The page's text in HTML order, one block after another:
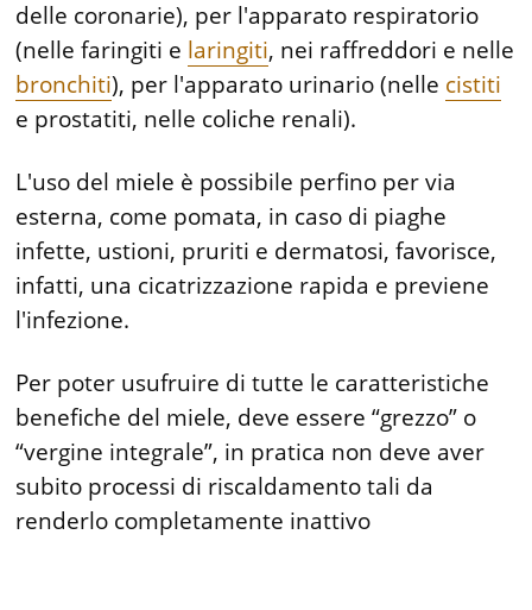
delle coronarie), per l'apparato respiratorio
(nelle faringiti e laringiti, nei raffreddori e nelle
bronchiti), per l'apparato urinario (nelle cistiti
e prostatiti, nelle coliche renali).
L'uso del miele è possibile perfino per via
esterna, come pomata, in caso di piaghe
infette, ustioni, pruriti e dermatosi, favorisce,
infatti, una cicatrizzazione rapida e previene
l'infezione.
Per poter usufruire di tutte le caratteristiche
benefiche del miele, deve essere “grezzo” o
“vergine integrale”, in pratica non deve aver
subito processi di riscaldamento tali da
renderlo completamente inattivo